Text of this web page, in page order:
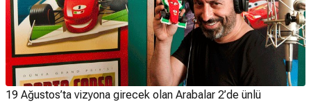
19 Ağustos’ta vizyona girecek olan Arabalar 2’de ünlü